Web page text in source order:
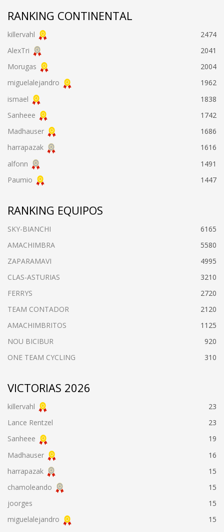
RANKING CONTINENTAL
killervahl
2474
AlexTri
2041
Morugas
2004
miguelalejandro
1962
ismael
1838
Sanheee
1742
Madhauser
1686
harrapazak
1616
alfonn
1491
Paumio
1447
RANKING EQUIPOS
SKY-BIANCHI
6165
AMACHIMBRA
5580
ZAPARAMAVI
4995
CLAS-ASTURIAS
3210
FERRYS
2720
TEAM CONTADOR
2120
AMACHIMBRITOS
1125
NOU BICIBUR
920
ONE TEAM CYCLING
310
VICTORIAS 2026
killervahl
23
Lance Rentzel
23
Sanheee
19
Madhauser
16
harrapazak
15
chamoleando
15
joorges
15
miguelalejandro
15